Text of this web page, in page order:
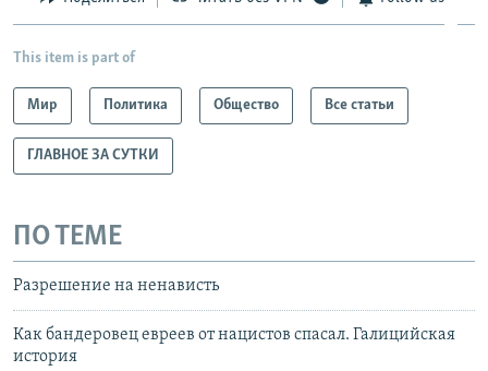
This item is part of
Мир Политика Общество Все статьи
ГЛАВНОЕ ЗА СУТКИ
ПО ТЕМЕ
Разрешение на ненависть
Как бандеровец евреев от нацистов спасал. Галицийская
история